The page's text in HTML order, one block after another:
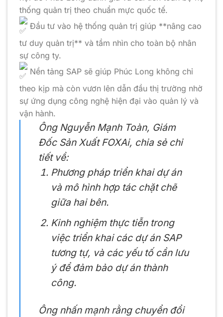
thống quản trị theo chuẩn mực quốc tế.
Đầu tư vào hệ thống quản trị giúp **nâng cao
tư duy quản trị** và tầm nhìn cho toàn bộ nhân
sự công ty.
Nền tảng SAP sẽ giúp Phúc Long không chỉ
theo kịp mà còn vươn lên dẫn đầu thị trường nhờ
sự ứng dụng công nghệ hiện đại vào quản lý và
vận hành.
Ông Nguyễn Mạnh Toàn, Giám
Đốc Sản Xuất FOXAi, chia sẻ chi
tiết về:
Phương pháp triển khai dự án
và mô hình hợp tác chặt chẽ
giữa hai bên.
Kinh nghiệm thực tiễn trong
việc triển khai các dự án SAP
tương tự, và các yếu tố cần lưu
ý để đảm bảo dự án thành
công.
Ông nhấn mạnh rằng chuyển đổi